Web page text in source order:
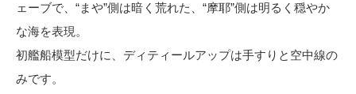
ェーブで、“まや”側は暗く荒れた、“摩耶”側は明るく穏やか
な海を表現。
初艦船模型だけに、ディティールアップは手すりと空中線の
みです。